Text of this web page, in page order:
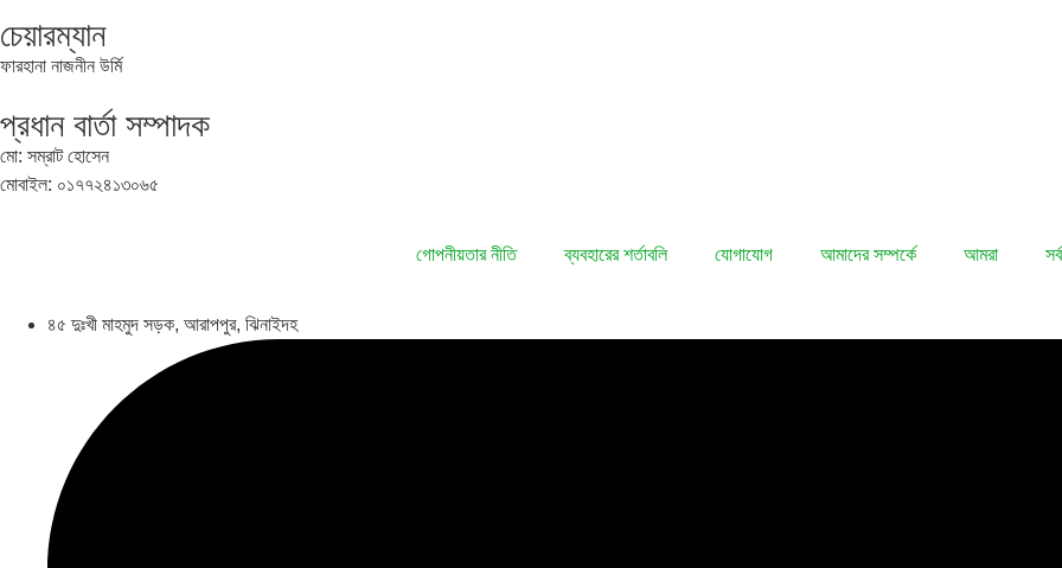
চেয়ারম্যান
ফারহানা নাজনীন উর্মি
প্রধান বার্তা সম্পাদক
মো: সম্রাট হোসেন
মোবাইল: ০১৭৭২৪১৩০৬৫
গোপনীয়তার নীতি ব্যবহারের শর্তাবলি যোগাযোগ আমাদের সম্পর্কে আমরা
৪৫ দুঃখী মাহমুদ সড়ক, আরাপপুর, ঝিনাইদহ